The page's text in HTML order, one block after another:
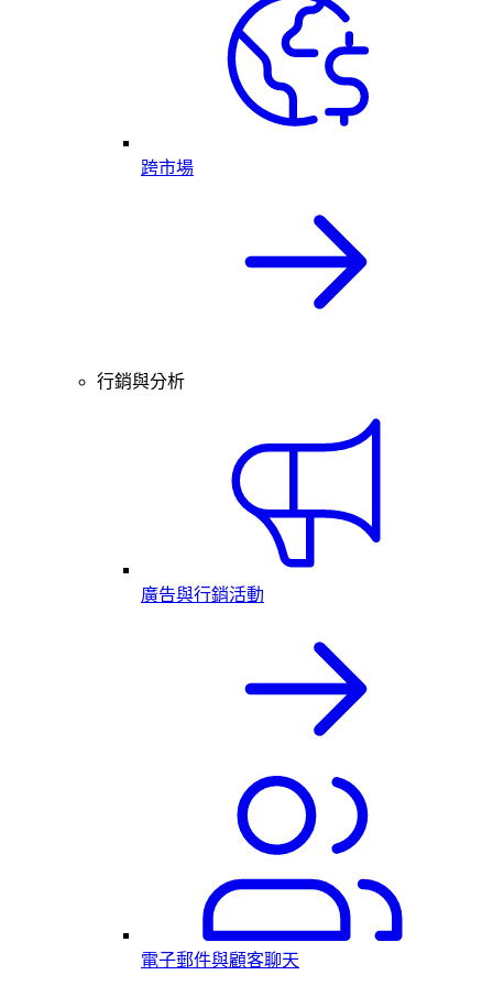
跨市場
行銷與分析
廣告與行銷活動
電子郵件與顧客聊天